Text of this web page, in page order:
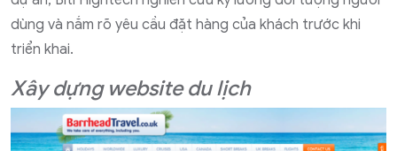
dùng và nắm rõ yêu cầu đặt hàng của khách trước khi
triển khai.
Xây dựng website du lịch